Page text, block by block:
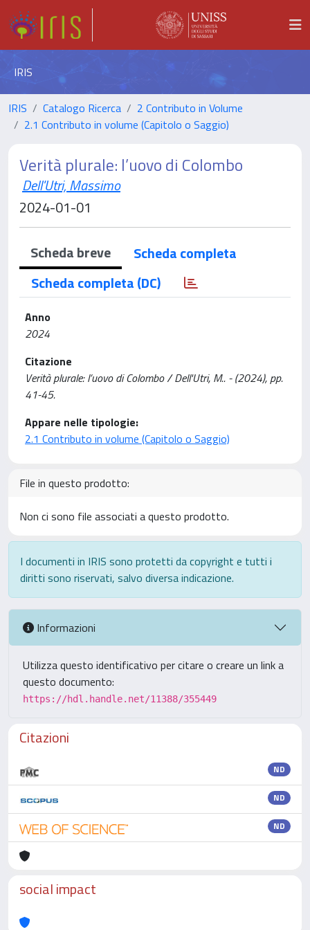
IRIS
IRIS Catalogo Ricerca
2 Contributo in Volume
2.1 Contributo in volume (Capitolo o Saggio)
Verità plurale: l’uovo di Colombo
Dell'Utri, Massimo
2024-01-01
Scheda breve
Scheda completa
Scheda completa (DC)
Anno
2024
Citazione
Verità plurale: l’uovo di Colombo / Dell'Utri, M.. - (2024), pp.
41-45.
Appare nelle tipologie:
2.1 Contributo in volume (Capitolo o Saggio)
File in questo prodotto:
Non ci sono file associati a questo prodotto.
I documenti in IRIS sono protetti da copyright e tutti i
diritti sono riservati, salvo diversa indicazione.
Informazioni
Utilizza questo identificativo per citare o creare un link a
questo documento:
https://hdl.handle.net/11388/355449
Citazioni
ND
ND
ND
social impact